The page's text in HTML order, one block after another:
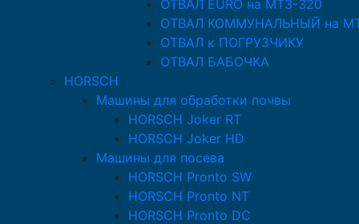
ОТВАЛ EURO на МТЗ-320
ОТВАЛ КОММУНАЛЬНЫЙ на
ОТВАЛ к ПОГРУЗЧИКУ
ОТВАЛ БАБОЧКА
HORSCH
Машины для обработки почвы
HORSCH Joker RT
HORSCH Joker HD
Машины для посева
HORSCH Pronto SW
HORSCH Pronto NT
HORSCH Pronto DC